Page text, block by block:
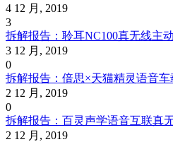
4 12 月, 2019
3
拆解报告：聆耳NC100真无线主
3 12 月, 2019
0
拆解报告：倍思×天猫精灵语音车
2 12 月, 2019
0
拆解报告：百灵声学语音互联真
2 12 月, 2019